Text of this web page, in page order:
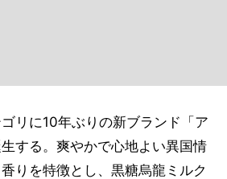
リに10年ぶりの新ブランド「ア
する。爽やかで心地よい異国情
りを特徴とし、黒糖烏龍ミルク